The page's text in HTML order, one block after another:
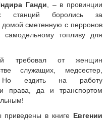
Ганди , – в провинции
станций боролись за
домой сметенную с перронов
топливу для
требовал от женщин
служащих, медсестер,
Но ездить на работу
права, да и транспортом
приведены в книге Евгении